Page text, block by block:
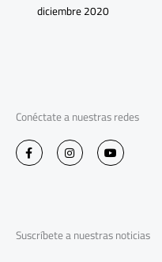
diciembre 2020
Conéctate a nuestras redes
F
a
c
-
f
I
n
s
m
Y
o
u
Suscríbete a nuestras noticias